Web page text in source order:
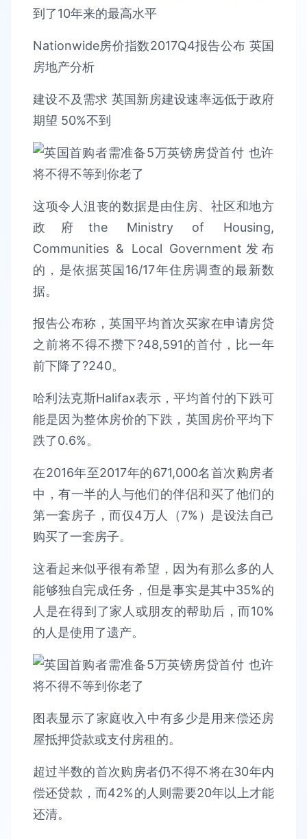
到了10年来的最高水平
Nationwide房价指数2017Q4报告公布 英国
房地产分析
建设不及需求 英国新房建设速率远低于政府
期望 50%不到
这项令人沮丧的数据是由住房、社区和地方
政府the Ministry of Housing,
Communities & Local Government发布
的，是依据英国16/17年住房调查的最新数
据。
报告公布称，英国平均首次买家在申请房贷
之前将不得不攒下?48,591的首付，比一年
前下降了?240。
哈利法克斯Halifax表示，平均首付的下跌可
能是因为整体房价的下跌，英国房价平均下
跌了0.6%。
在2016年至2017年的671,000名首次购房者
中，有一半的人与他们的伴侣和买了他们的
第一套房子，而仅4万人（7%）是设法自己
购买了一套房子。
这看起来似乎很有希望，因为有那么多的人
能够独自完成任务，但是事实是其中35%的
人是在得到了家人或朋友的帮助后，而10%
的人是使用了遗产。
图表显示了家庭收入中有多少是用来偿还房
屋抵押贷款或支付房租的。
超过半数的首次购房者仍不得不将在30年内
偿还贷款，而42%的人则需要20年以上才能
还清。